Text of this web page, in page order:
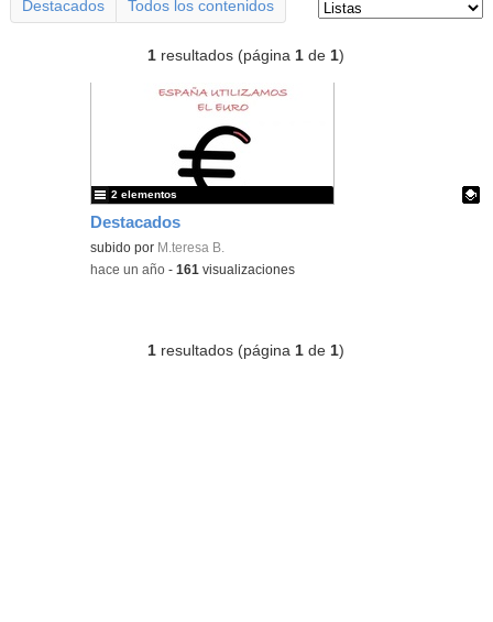
Destacados Todos los contenidos
1 resultados (página1 de1)
Destacados
Contenido educativo.
subido por M.teresa B.
2 elementos
-hace un año -161 visualizaciones
1 resultados (página 1 de 1)